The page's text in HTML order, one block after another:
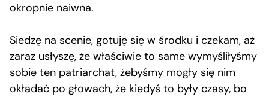
okropnie naiwna.
Siedzę na scenie, gotuję się w środku i czekam, aż
zaraz usłyszę, że właściwie to same wymyśliłyśmy
sobie ten patriarchat, żebyśmy mogły się nim
okładać po głowach, że kiedyś to były czasy, bo